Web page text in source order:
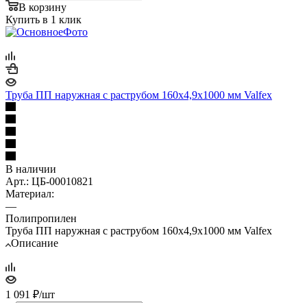
В корзину
Купить в 1 клик
Труба ПП наружная с раструбом 160х4,9х1000 мм Valfex
В наличии
Арт.: ЦБ-00010821
Материал:
—
Полипропилен
Труба ПП наружная с раструбом 160х4,9х1000 мм Valfex
Описание
1 091 ₽/шт